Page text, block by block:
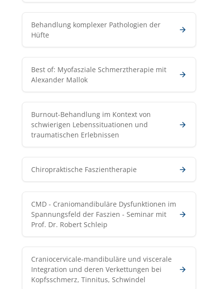
Behandlung komplexer Pathologien der
Hüfte
Best of: Myofasziale Schmerztherapie mit
Alexander Mallok
Burnout-Behandlung im Kontext von
schwierigen Lebenssituationen und
traumatischen Erlebnissen
Chiropraktische Faszientherapie
CMD - Craniomandibuläre Dysfunktionen im
Spannungsfeld der Faszien - Seminar mit
Prof. Dr. Robert Schleip
Craniocervicale-mandibuläre und viscerale
Integration und deren Verkettungen bei
Kopfsschmerz, Tinnitus, Schwindel